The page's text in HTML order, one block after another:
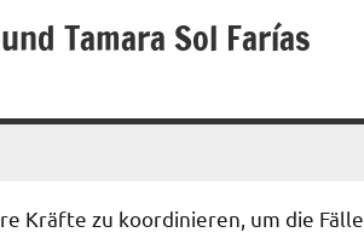
Tamara Sol Farías
Kräfte zu koordinieren, um die Fälle